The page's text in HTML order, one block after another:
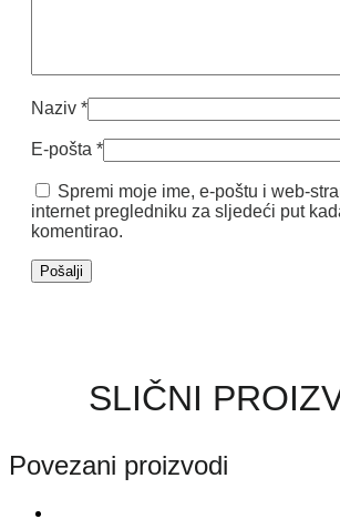
Naziv *
E-pošta *
Spremi moje ime, e-poštu i web-
internet pregledniku za sljedeći put
komentirao.
SLIČNI
Povezani proizvodi